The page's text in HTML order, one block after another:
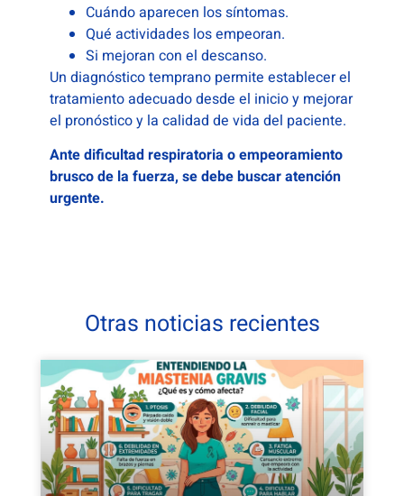
Cuándo aparecen los síntomas.
Qué actividades los empeoran.
Si mejoran con el descanso.
Un diagnóstico temprano permite establecer el
tratamiento adecuado desde el inicio y mejorar
el pronóstico y la calidad de vida del paciente.
Ante dificultad respiratoria o empeoramiento
brusco de la fuerza, se debe buscar atención
urgente.
Otras noticias recientes